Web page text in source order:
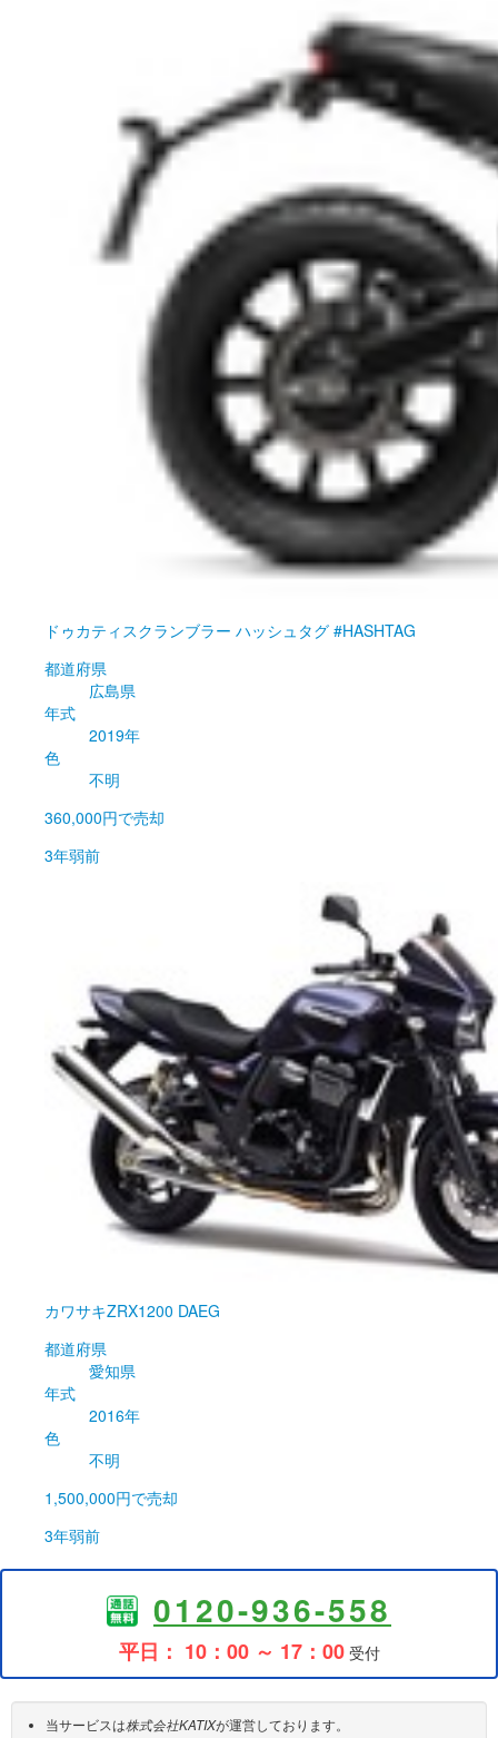
ドゥカティ スクランブラー ハッシュタグ #HASHTAG
都道府県
広島県
年式
2019年
色
不明
360,000円で売却
3年弱前
カワサキZRX1200 DAEG
都道府県
愛知県
年式
2016年
色
不明
1,500,000円で売却
3年弱前
0120-936-558
平日： 10：00 ～ 17：00受付
当サービスは株式会社KATIXが運営しております。